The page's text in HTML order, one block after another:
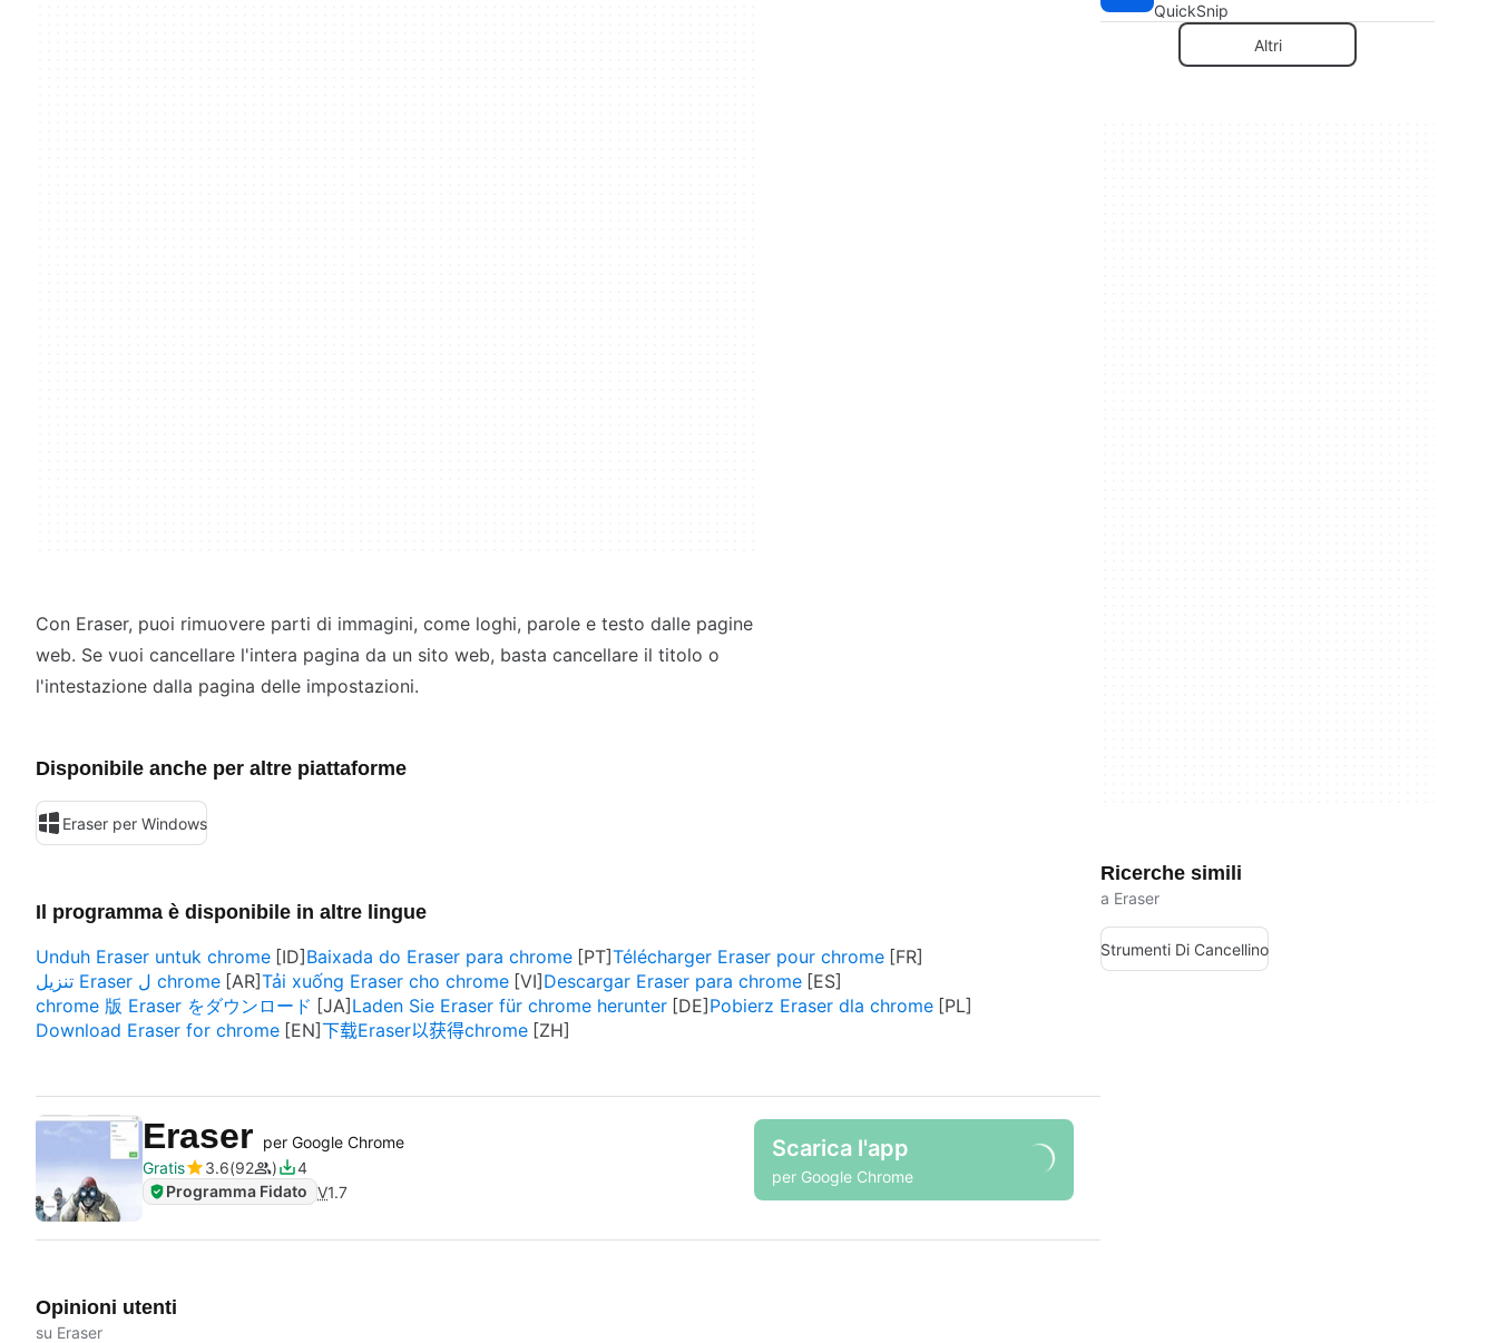
Con Eraser, puoi rimuovere parti di immagini, come loghi, parole e testo dalle pagine
web. Se vuoi cancellare l'intera pagina da un sito web, basta cancellare il titolo o
l'intestazione dalla pagina delle impostazioni.
Disponibile anche per altre piattaforme
Eraser per Windows
Il programma è disponibile in altre lingue
Unduh Eraser untuk chrome
Baixada do Eraser para chrome
Télécharger Eraser pour chrome
تنزيل Eraser ل chrome
Tải xuống Eraser cho chrome
Descargar Eraser para chrome
chrome 版 Eraser をダウンロード
Laden Sie Eraser für chrome herunter
Pobierz Eraser dla chrome
Download Eraser for chrome
下载Eraser以获得chrome
Eraser per Google Chrome
Gratis
3.6 92
4
Programma Fidato V1.7
Scarica l'app
per Google Chrome
Opinioni utenti
su Eraser
QuickSnip
Altri
Ricerche simili
a Eraser
Strumenti Di Cancellino